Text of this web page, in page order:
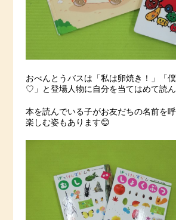
おべんとうバスは「私は卵焼き！」「
♡」と登場人物に自分を当てはめて読ん
本を読んでいる子がお友だちの名前を
楽しむ姿もあります😊